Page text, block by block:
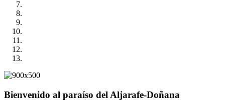
Bienvenido al paraíso del Aljarafe-Doñana